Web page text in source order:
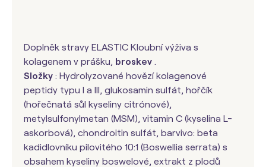
Doplněk stravy ELASTIC Kloubní výživa s
kolagenem v prášku, broskev .
Složky : Hydrolyzované hovězí kolagenové
peptidy typu I a III, glukosamin sulfát, hořčík
(hořečnatá sůl kyseliny citrónové),
metylsulfonylmetan (MSM), vitamin C (kyselina L-
askorbová), chondroitin sulfát, barvivo: beta
kadidlovníku pilovitého 10:1 (Boswellia serrata) s
obsahem kyseliny boswelové, extrakt z plodů